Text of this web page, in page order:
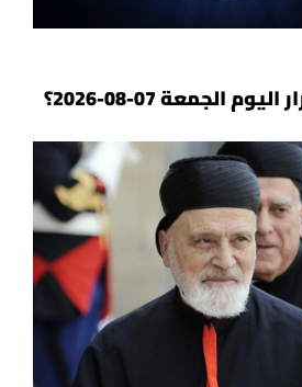
الجمعة 07-08-2026؟